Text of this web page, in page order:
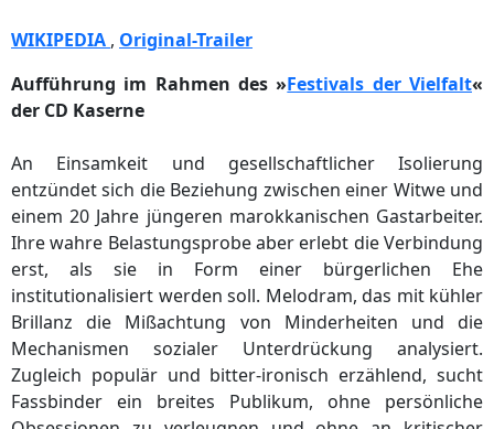
WIKIPEDIA , Original-Trailer
Aufführung im Rahmen des »Festivals der Vielfalt«
der CD Kaserne
An Einsamkeit und gesellschaftlicher Isolierung
entzündet sich die Beziehung zwischen einer Witwe und
einem 20 Jahre jüngeren marokkanischen Gastarbeiter.
Ihre wahre Belastungsprobe aber erlebt die Verbindung
erst, als sie in Form einer bürgerlichen Ehe
institutionalisiert werden soll. Melodram, das mit kühler
Brillanz die Mißachtung von Minderheiten und die
Mechanismen sozialer Unterdrückung analysiert.
Zugleich populär und bitter-ironisch erzählend, sucht
Fassbinder ein breites Publikum, ohne persönliche